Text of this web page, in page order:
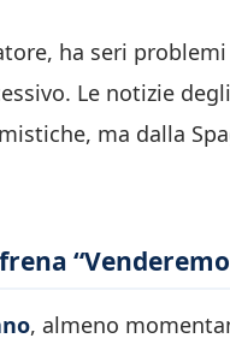
ha seri
Le notizie
ma dalla
, almeno